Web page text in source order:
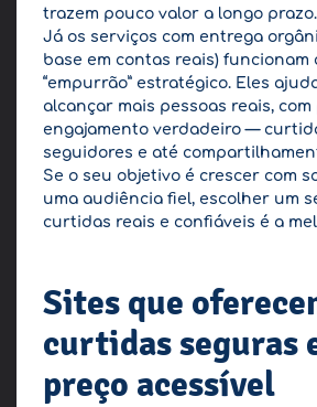
trazem pouco valor a longo prazo.
Já os serviços com entrega
base em contas reais) funcionam
“empurrão” estratégico. Eles
alcançar mais pessoas reais,
engajamento verdadeiro —
seguidores e até
Se o seu objetivo é crescer com
uma audiência fiel, escolher um
curtidas reais e confiáveis é a
Sites que
curtidas seguras
preço acessível